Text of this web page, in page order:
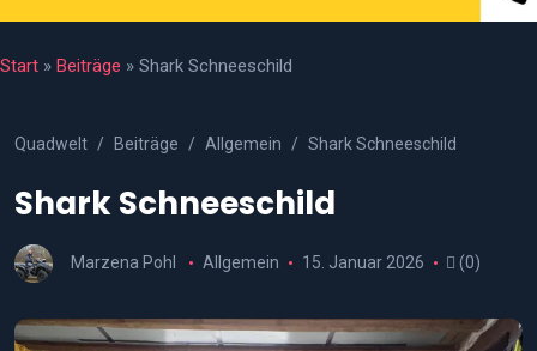
Start » Beiträge » Shark Schneeschild
Quadwelt Beiträge Allgemein Shark Schneeschild
Shark Schneeschild
Marzena Pohl Allgemein 15. Januar 2026 (0)